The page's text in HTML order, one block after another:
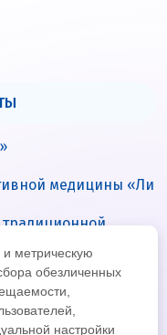
медицины «Ли
метрическую
обезличенных
настройки